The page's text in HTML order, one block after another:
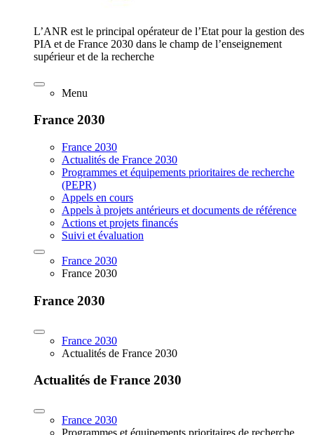
L’ANR est le principal opérateur de l’Etat pour la gestion des
PIA et de France 2030 dans le champ de l’enseignement
supérieur et de la recherche
Menu
France 2030
France 2030
Actualités de France 2030
Programmes et équipements prioritaires de recherche
(PEPR)
Appels en cours
Appels à projets antérieurs et documents de référence
Actions et projets financés
Suivi et évaluation
France 2030
France 2030
France 2030
France 2030
Actualités de France 2030
Actualités de France 2030
France 2030
Programmes et équipements prioritaires de recherche